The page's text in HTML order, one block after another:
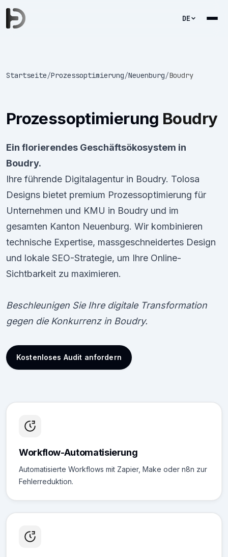
DE
Startseite/Prozessoptimierung/Neuenburg/Boudry
Prozessoptimierung Boudry
Ein florierendes Geschäftsökosystem in
Boudry.
Ihre führende Digitalagentur in Boudry. Tolosa
Designs bietet premium Prozessoptimierung für
Unternehmen und KMU in Boudry und im
gesamten Kanton Neuenburg. Wir kombinieren
technische Expertise, massgeschneidertes Design
und lokale SEO-Strategie, um Ihre Online-
Sichtbarkeit zu maximieren.
Beschleunigen Sie Ihre digitale Transformation
gegen die Konkurrenz in Boudry.
Kostenloses Audit anfordern
Workflow-Automatisierung
Automatisierte Workflows mit Zapier, Make oder n8n zur
Fehlerreduktion.